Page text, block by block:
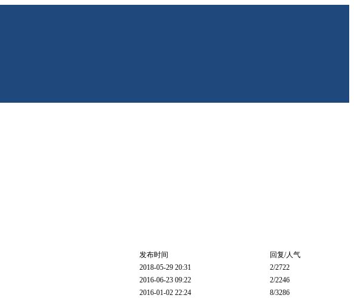
发布时间
回复/人气
2018-05-29 20:31 2/2722
2016-06-23 09:22 2/2246
2016-01-02 22:24 8/3286